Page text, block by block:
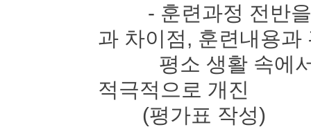
- 훈련과정 전반을
과 차이점, 훈련내용과
평소 생활 속에서
적극적으로 개진
(평가표 작성)